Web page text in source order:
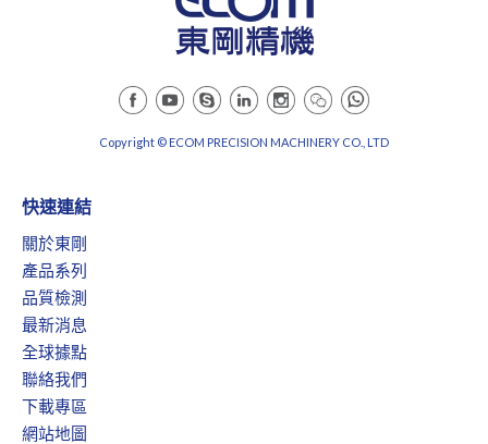
Copyright © ECOM PRECISION MACHINERY CO., LTD
快速連結
關於東剛
產品系列
品質檢測
最新消息
全球據點
聯絡我們
下載專區
網站地圖